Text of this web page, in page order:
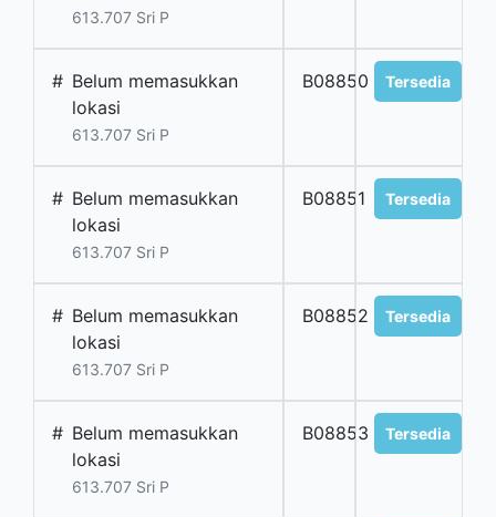
613.707 Sri P
# Belum memasukkan
lokasi
613.707 Sri P
B08850 Tersedia
# Belum memasukkan
lokasi
613.707 Sri P
B08851 Tersedia
# Belum memasukkan
lokasi
613.707 Sri P
B08852 Tersedia
# Belum memasukkan
lokasi
613.707 Sri P
B08853 Tersedia